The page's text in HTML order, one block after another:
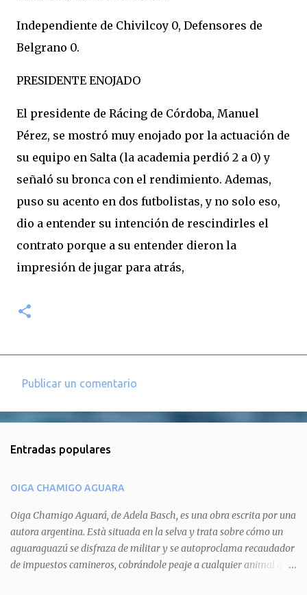
Independiente de Chivilcoy 0, Defensores de
Belgrano 0.
PRESIDENTE ENOJADO
El presidente de Rácing de Córdoba, Manuel
Pérez, se mostró muy enojado por la actuación de
su equipo en Salta (la academia perdió 2 a 0) y
señaló su bronca con el rendimiento. Ademas,
puso su acento en dos futbolistas, y no solo eso,
dio a entender su intención de rescindirles el
contrato porque a su entender dieron la
impresión de jugar para atrás,
e
t
a
r
i
o
Publicar un comentario
Entradas populares
OIGA CHAMIGO AGUARA
Oiga Chamigo Aguará, de Adela Basch, es una obra escrita por una
autora argentina. Està situada en la selva y trata sobre cómo un
aguaraguazú se disfraza de militar y se autoproclama recaudador
de impuestos camineros, cobrándole peaje a cualquier animal que